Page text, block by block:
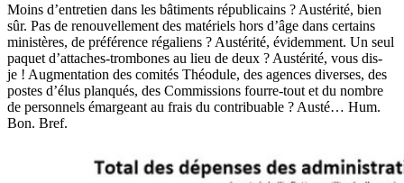
Moins d’entretien dans les bâtiments républicains ? Austérité, bien
sûr. Pas de renouvellement des matériels hors d’âge dans certains
ministères, de préférence régaliens ? Austérité, évidemment. Un seul
paquet d’attaches-trombones au lieu de deux ? Austérité, vous dis-
je ! Augmentation des comités Théodule, des agences diverses, des
postes d’élus planqués, des Commissions fourre-tout et du nombre
de personnels émargeant au frais du contribuable ? Austé… Hum.
Bon. Bref.